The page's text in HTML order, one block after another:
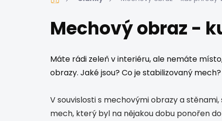
Mechový obraz -
Máte rádi zeleň v interiéru, ale nemáte
obrazy. Jaké jsou? Co je stabilizovaný
V souvislosti s mechovými obrazy a
mech, který byl na nějakou dobu ponořen